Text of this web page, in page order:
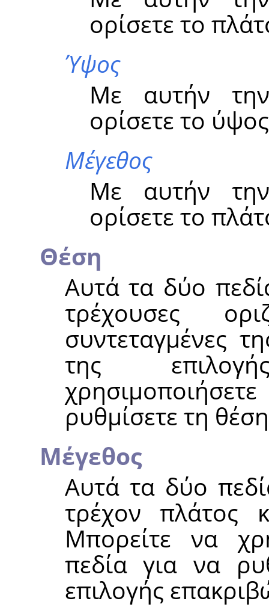
ορίσετε το
Ύψος
Με αυτήν
ορίσετε το
Μέγεθος
Με αυτήν
ορίσετε το
Θέση
Αυτά τα δύο
τρέχουσες
συντεταγμένες
της
ρυθμίσετε τη
Μέγεθος
Αυτά τα δύο
τρέχον πλάτος
Μπορείτε να
πεδία για να
επιλογής